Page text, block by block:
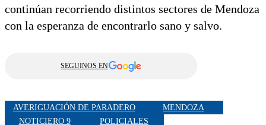
continúan recorriendo distintos sectores de Mendoza
con la esperanza de encontrarlo sano y salvo.
SEGUINOS EN
AVERIGUACIÓN DE PARADERO
MENDOZA
NOTICIERO 9
POLICIALES